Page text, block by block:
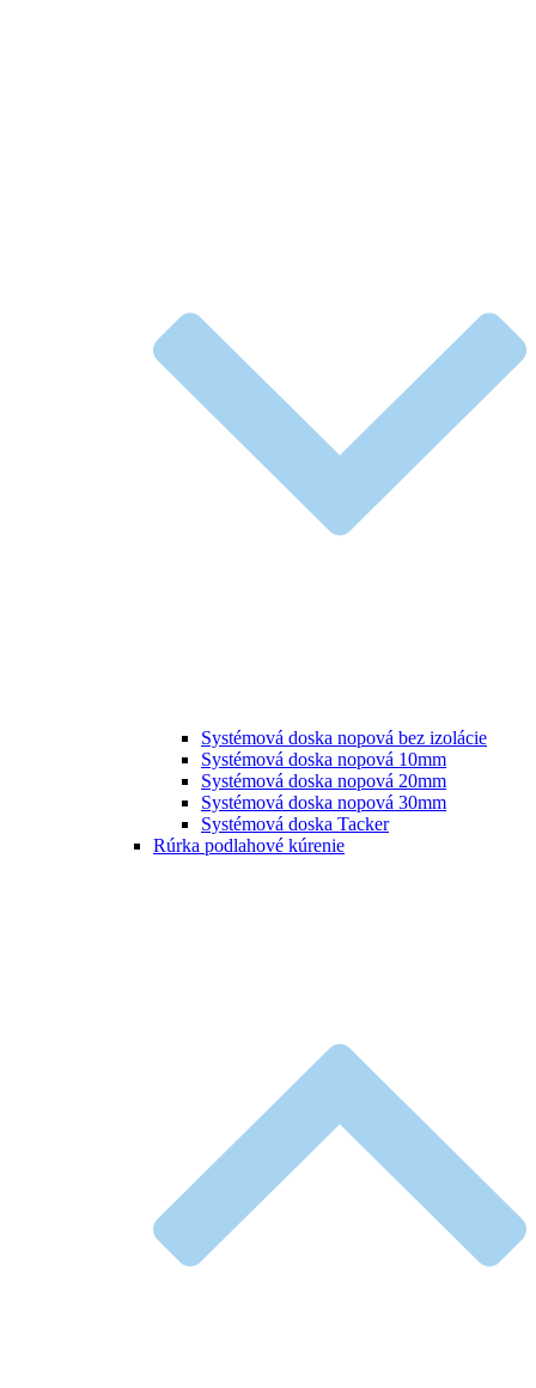
Systémová doska nopová bez izolácie
Systémová doska nopová 10mm
Systémová doska nopová 20mm
Systémová doska nopová 30mm
Systémová doska Tacker
Rúrka podlahové kúrenie